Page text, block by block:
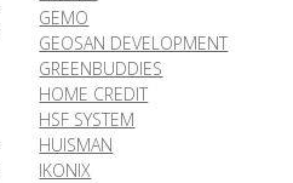
GEMO
GEOSAN DEVELOPMENT
GREENBUDDIES
HOME CREDIT
HSF SYSTEM
HUISMAN
IKONIX